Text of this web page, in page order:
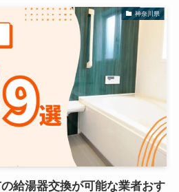
神奈川県
の給湯器交換が可能な業者おす